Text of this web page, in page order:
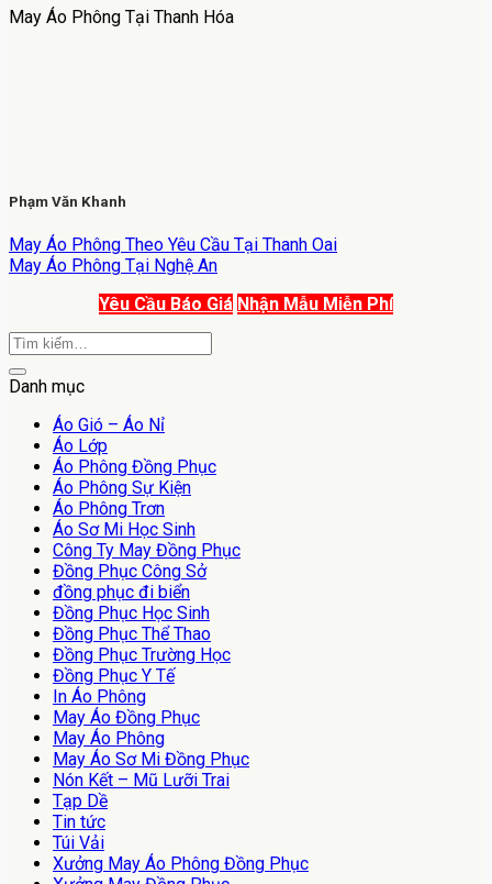
May Áo Phông Tại Thanh Hóa
Phạm Văn Khanh
May Áo Phông Theo Yêu Cầu Tại Thanh Oai
May Áo Phông Tại Nghệ An
Yêu Cầu Báo Giá Nhận Mẫu Miễn Phí
Danh mục
Áo Gió – Áo Nỉ
Áo Lớp
Áo Phông Đồng Phục
Áo Phông Sự Kiện
Áo Phông Trơn
Áo Sơ Mi Học Sinh
Công Ty May Đồng Phục
Đồng Phục Công Sở
đồng phục đi biển
Đồng Phục Học Sinh
Đồng Phục Thể Thao
Đồng Phục Trường Học
Đồng Phục Y Tế
In Áo Phông
May Áo Đồng Phục
May Áo Phông
May Áo Sơ Mi Đồng Phục
Nón Kết – Mũ Lưỡi Trai
Tạp Dề
Tin tức
Túi Vải
Xưởng May Áo Phông Đồng Phục